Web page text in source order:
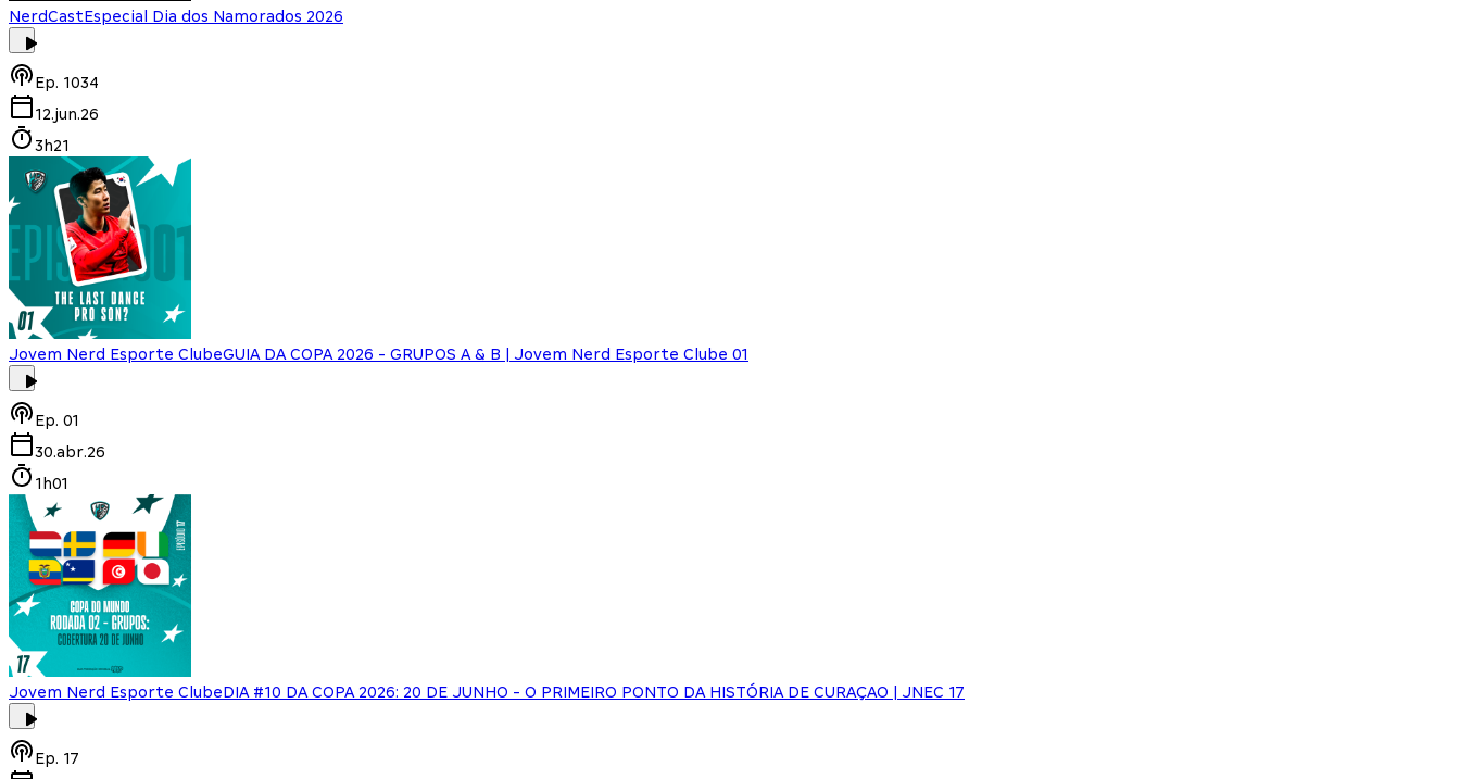
NerdCastEspecial Dia dos Namorados 2026
Ep. 1034
12.jun.26
3h21
Jovem Nerd Esporte ClubeGUIA DA COPA 2026 - GRUPOS A & B | Jovem Nerd Esporte Clube 01
Ep. 01
30.abr.26
1h01
Jovem Nerd Esporte ClubeDIA #10 DA COPA 2026: 20 DE JUNHO - O PRIMEIRO PONTO DA HISTÓRIA DE CURAÇAO | JNEC 17
Ep. 17